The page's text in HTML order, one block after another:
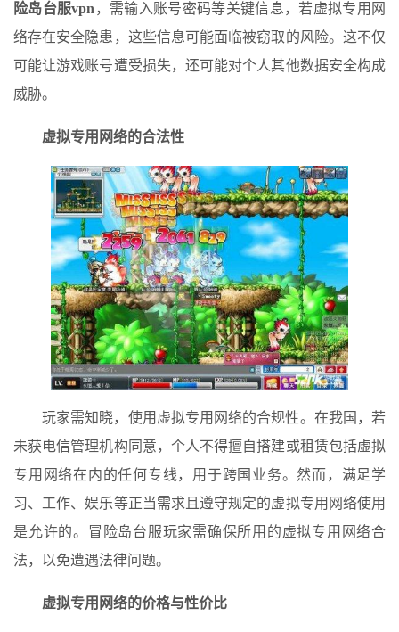
险岛台服vpn ，需输入账号密码等关键信息，若虚拟专用网
络存在安全隐患，这些信息可能面临被窃取的风险。这不仅
可能让游戏账号遭受损失，还可能对个人其他数据安全构成
威胁。
虚拟专用网络的合法性
玩家需知晓，使用虚拟专用网络的合规性。在我国，若
未获电信管理机构同意，个人不得擅自搭建或租赁包括虚拟
专用网络在内的任何专线，用于跨国业务。然而，满足学
习、工作、娱乐等正当需求且遵守规定的虚拟专用网络使用
是允许的。冒险岛台服玩家需确保所用的虚拟专用网络合
法，以免遭遇法律问题。
虚拟专用网络的价格与性价比